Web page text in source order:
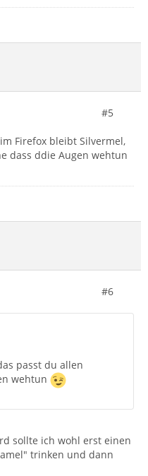
#5
Firefox bleibt Silvermel,
dass ddie Augen wehtun
#6
passt du allen
wehtun
sollte ich wohl erst einen
trinken und dann